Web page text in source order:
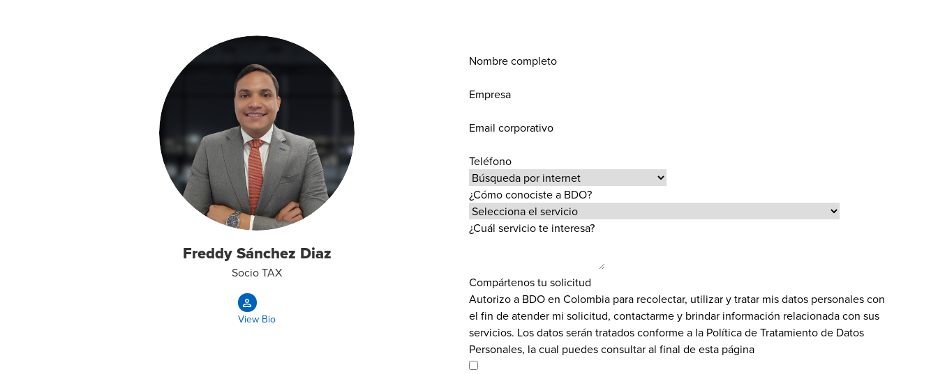
Freddy Sánchez Diaz
Socio TAX
View Bio
Nombre completo
Empresa
Email corporativo
Teléfono
¿Cómo conociste a BDO?
¿Cuál servicio te interesa?
Compártenos tu solicitud
Autorizo a BDO en Colombia para recolectar, utilizar y tratar mis datos personales con
el fin de atender mi solicitud, contactarme y brindar información relacionada con sus
servicios. Los datos serán tratados conforme a la Política de Tratamiento de Datos
Personales, la cual puedes consultar al final de esta página